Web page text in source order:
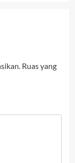
Ruas yang